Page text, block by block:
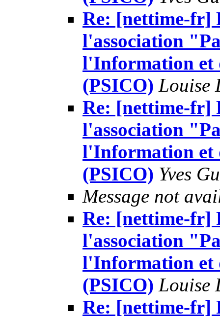
Re: [nettime-fr]
l'association
l'Information et
(PSICO) Louise
Re: [nettime-fr]
l'association
l'Information et
(PSICO) Yves
Message not
Re: [nettime-fr]
l'association
l'Information et
(PSICO) Louise
Re: [nettime-fr]